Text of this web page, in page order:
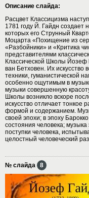
Описание слайда:
Расцвет Классицизма
1781 году Й. Гайдн создает
которых его Струнный
Моцарта «Похищение из
«Разбойники» и «Критика
представителями
Классической Школы
ван Бетховен. Их искусство
техники, гуманистической
особенно ощутимым в
музыки совершенную
Школы возникло вскоре
искусство отличает тонкое
формой и содержанием.
своей эпохи; в эпоху
состояния человека;
поступки человека,
целостный человеческий
№ слайда 8